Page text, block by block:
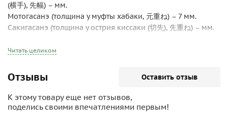
(横手), 先幅) – мм.
Мотогасанэ (толщина у муфты хабаки, 元重ね) – 7 мм.
Сакигасанэ (толщина у острия киссаки (切先), 先重ね) – мм.
Хамон (刃文, линия закалки) – гуномэ мидарэ (互目乱れ,
Боси (帽子, линия закалки острия) – мидарэ-коми (乱込み,
беспорядочная)
Меч в оправе сингунто Второй Мировой войны (1939-1945)
Читать целиком
Отзывы Оставить отзыв
К этому товару еще нет отзывов,
поделись своими впечатлениями первым!